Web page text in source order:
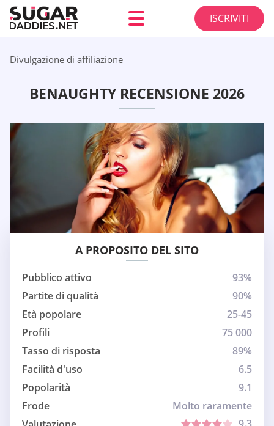
ISCRIVITI
Divulgazione di affiliazione
BENAUGHTY RECENSIONE 2026
A PROPOSITO DEL SITO
Pubblico attivo
93%
Partite di qualità
90%
Età popolare
25-45
Profili
75 000
Tasso di risposta
89%
Facilità d'uso
6.5
Popolarità
9.1
Frode
Molto raramente